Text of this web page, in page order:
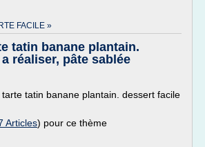
FACILE »
tatin banane plantain.
réaliser, pâte sablée
tatin banane plantain. dessert facile
Articles) pour ce thème